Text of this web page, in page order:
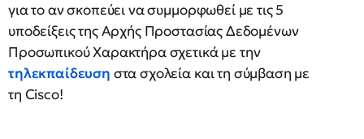
για το αν σκοπεύει να συμμορφωθεί με τις 5
υποδείξεις της Αρχής Προστασίας Δεδομένων
Προσωπικού Χαρακτήρα σχετικά με την
τηλεκπαίδευση στα σχολεία και τη σύμβαση με
τη Cisco!